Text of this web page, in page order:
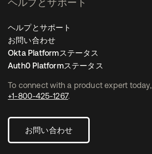
To connect with a product expert today,
+1-800-425-1267.
お問い合わせ
ヘルプとサポート
ヘルプとサポート
お問い合わせ
Okta Platformステータス
Auth0 Platformステータス